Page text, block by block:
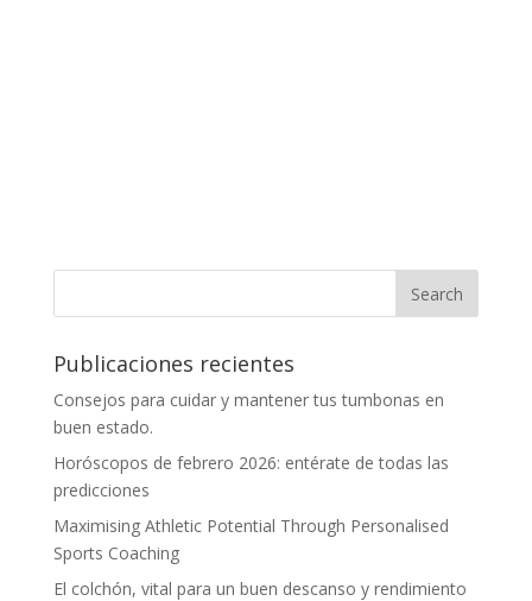
Publicaciones recientes
Consejos para cuidar y mantener tus tumbonas en
buen estado.
Horóscopos de febrero 2026: entérate de todas las
predicciones
Maximising Athletic Potential Through Personalised
Sports Coaching
El colchón, vital para un buen descanso y rendimiento